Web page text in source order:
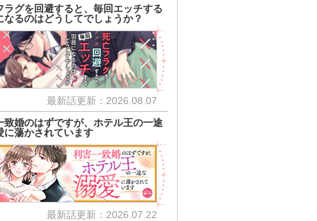
ラグを回避すると、毎回エッチする
なるのはどうしてでしょうか？
最新話更新：2026.08.07
致婚のはずですが、ホテル王の一途
に蕩かされています
最新話更新：2026.07.22